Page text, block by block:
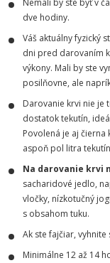
Nemali by ste byť v
dve hodiny.
Váš aktuálny fyzický
dni pred darovaním
výkony. Mali by ste
posilňovne, ale
Darovanie krvi nie
dostatok tekutín,
Povolená je aj
aspoň pol litra
Na darovanie krvi
sacharidové jedlo,
vločky, nízkotučný
s obsahom tuku.
Ak ste fajčiar,
Minimálne 12 až 14